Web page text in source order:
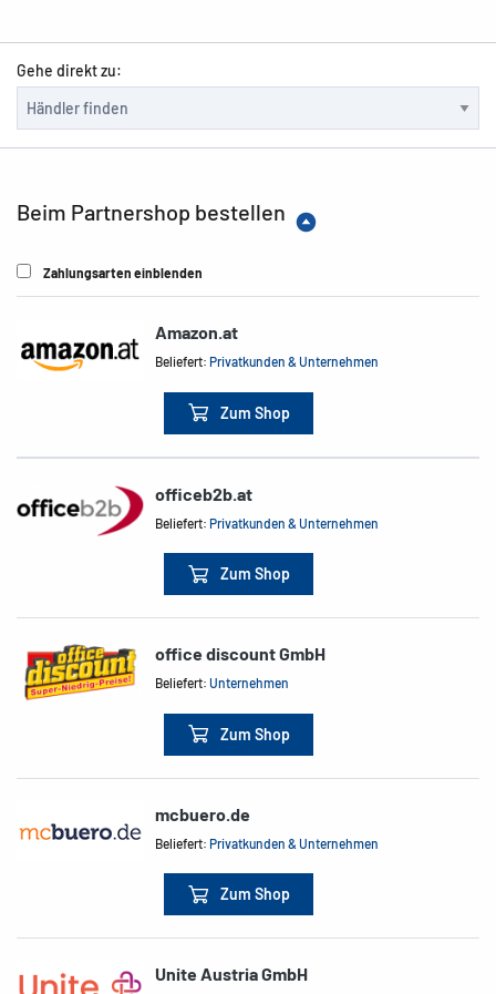
Gehe direkt zu:
Beim Partnershop bestellen
Zahlungsarten einblenden
Amazon.at
Beliefert:Privatkunden & Unternehmen
Zum Shop
officeb2b.at
Beliefert:Privatkunden & Unternehmen
Zum Shop
office discount GmbH
Beliefert:Unternehmen
Zum Shop
mcbuero.de
Beliefert:Privatkunden & Unternehmen
Zum Shop
Unite Austria GmbH